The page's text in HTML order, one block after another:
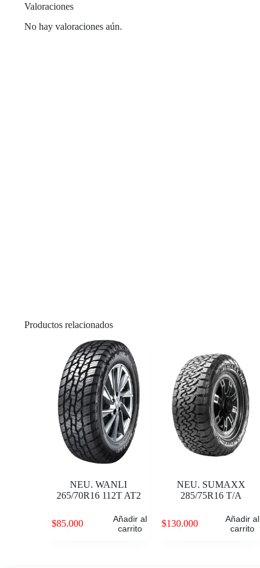
Valoraciones
No hay valoraciones aún.
Productos relacionados
NEU. WANLI
265/70R16 112T AT2
$85.000
Añadir al
carrito
NEU. SUMAXX
285/75R16 T/A
$130.000
Añadir al
carrito